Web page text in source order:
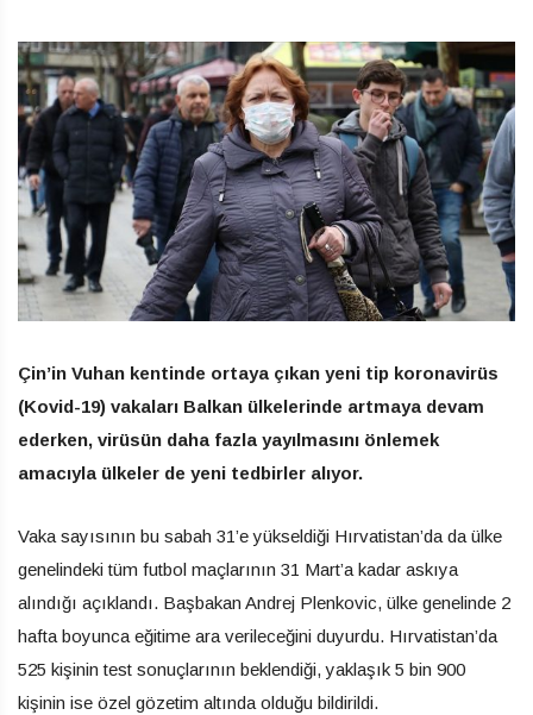
Çin’in Vuhan kentinde ortaya çıkan yeni tip koronavirüs
(Kovid-19) vakaları Balkan ülkelerinde artmaya devam
ederken, virüsün daha fazla yayılmasını önlemek
amacıyla ülkeler de yeni tedbirler alıyor.
Vaka sayısının bu sabah 31’e yükseldiği Hırvatistan’da da ülke
genelindeki tüm futbol maçlarının 31 Mart’a kadar askıya
alındığı açıklandı. Başbakan Andrej Plenkovic, ülke genelinde 2
hafta boyunca eğitime ara verileceğini duyurdu. Hırvatistan’da
525 kişinin test sonuçlarının beklendiği, yaklaşık 5 bin 900
kişinin ise özel gözetim altında olduğu bildirildi.